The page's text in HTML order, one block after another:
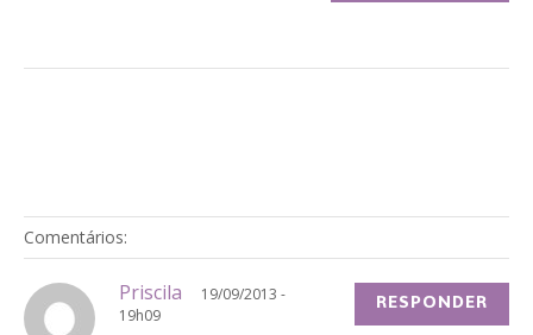
Comentários:
Priscila
19/09/2013 -
19h09
RESPONDER